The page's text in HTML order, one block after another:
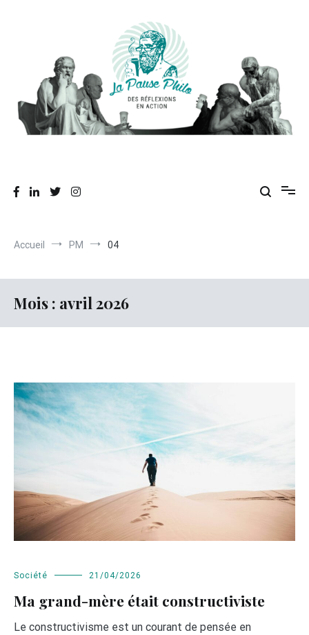
Accueil PM 04
Mois : avril 2026
Société 21/04/2026
Ma grand-mère était constructiviste
Le constructivisme est un courant de pensée en